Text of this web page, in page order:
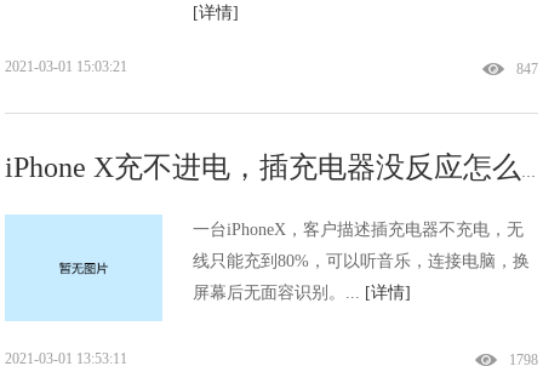
[详情]
847
2021-03-01 15:03:21
一台iPhoneX，客户描述插充电器不充电，无
线只能充到80%，可以听音乐，连接电脑，换
屏幕后无面容识别。... [详情]
1798
2021-03-01 13:53:11